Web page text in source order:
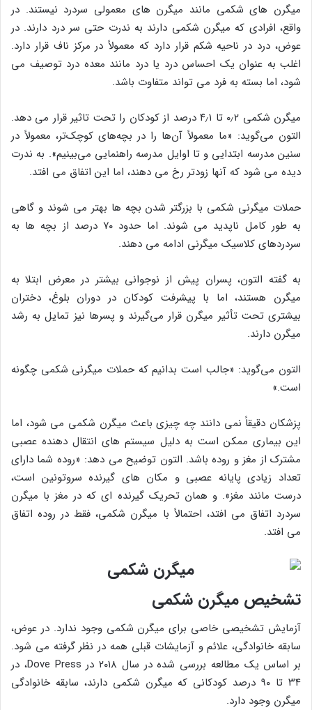
میگرن های شکمی مانند میگرن های معمولی سردرد نیستند. در
واقع، افرادی که میگرن شکمی دارند به ندرت حتی سر درد دارند. در
عوض، درد در ناحیه شکم قرار دارد که معمولاً در مرکز ناف قرار دارد.
اغلب به عنوان یک احساس درد یا درد مانند معده درد توصیف می
شود، اما بسته به فرد می تواند متفاوت باشد.
میگرن شکمی ۰٫۲ تا ۴٫۱ درصد از کودکان را تحت تاثیر قرار می دهد.
التون می‌گوید: «ما معمولاً آن‌ها را در بچه‌های کوچک‌تر، معمولاً در
سنین مدرسه ابتدایی و تا اوایل مدرسه راهنمایی می‌بینیم». به ندرت
دیده می شود که آنها زودتر رخ می دهند، اما این اتفاق می افتد.
حملات میگرنی شکمی با بزرگتر شدن بچه ها بهتر می شوند و گاهی
به طور کامل ناپدید می شوند. اما حدود ۷۰ درصد از بچه ها به
سردردهای کلاسیک میگرنی ادامه می دهند.
به گفته التون، پسران پیش از نوجوانی بیشتر در معرض ابتلا به
میگرن هستند، اما با پیشرفت کودکان در دوران بلوغ، دختران
بیشتری تحت تأثیر میگرن قرار می‌گیرند و پسرها نیز تمایل به رشد
میگرن دارند.
التون می‌گوید: «جالب است بدانیم که حملات میگرنی شکمی چگونه
است.»
پزشکان دقیقاً نمی دانند چه چیزی باعث میگرن شکمی می شود، اما
این بیماری ممکن است به دلیل سیستم های انتقال دهنده عصبی
مشترک از مغز و روده باشد. التون توضیح می دهد: «روده شما دارای
تعداد زیادی پایانه عصبی و مکان های گیرنده سروتونین است،
درست مانند مغز». و همان تحریک گیرنده ای که در مغز با میگرن
سردرد اتفاق می افتد، احتمالاً با میگرن شکمی، فقط در روده اتفاق
می افتد.
تشخیص میگرن شکمی
آزمایش تشخیصی خاصی برای میگرن شکمی وجود ندارد. در عوض،
سابقه خانوادگی، علائم و آزمایشات قبلی همه در نظر گرفته می شود.
بر اساس یک مطالعه بررسی شده در سال ۲۰۱۸ در Dove Press، در
۳۴ تا ۹۰ درصد کودکانی که میگرن شکمی دارند، سابقه خانوادگی
میگرن وجود دارد.